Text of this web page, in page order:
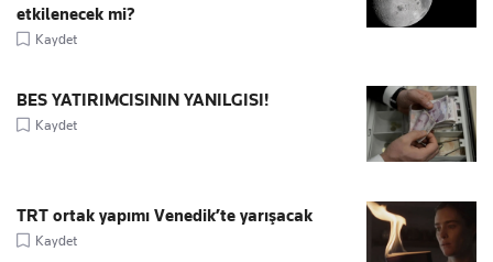
etkilenecek mi?
Kaydet
BES YATIRIMCISININ YANILGISI!
Kaydet
TRT ortak yapımı Venedik’te yarışacak
Kaydet